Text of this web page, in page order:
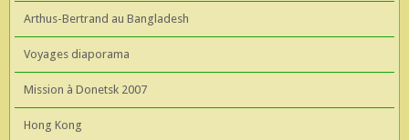
Arthus-Bertrand au Bangladesh
Voyages diaporama
Mission à Donetsk 2007
Hong Kong